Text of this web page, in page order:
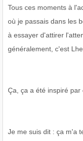
Tous ces moments à
où je passais dans les
à essayer d'attirer
généralement, c'est
Ça, ça a été inspiré par
Je me suis dit : ça m'a